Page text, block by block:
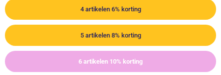
4 artikelen 6% korting
5 artikelen 8% korting
6 artikelen 10% korting